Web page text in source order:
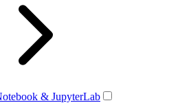
& JupyterLab